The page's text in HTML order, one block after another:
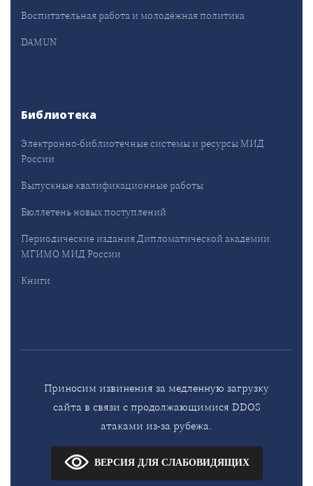
Воспитательная работа и молодёжная политика
DAMUN
Библиотека
Электронно-библиотечные системы и ресурсы МИД
России
Выпускные квалификационные работы
Бюллетень новых поступлений
Периодические издания Дипломатической академии
МГИМО МИД России
Книги
Приносим извинения за медленную загрузку
сайта в связи с продолжающимися DDOS
атаками из-за рубежа.
ВЕРСИЯ ДЛЯ СЛАБОВИДЯЩИХ